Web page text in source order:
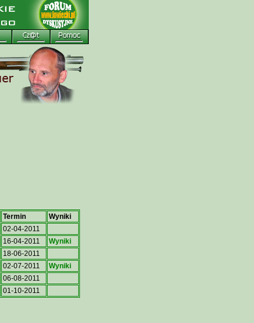
Termin
Wyniki
02-04-2011
16-04-2011
Wyniki
18-06-2011
02-07-2011
Wyniki
06-08-2011
01-10-2011